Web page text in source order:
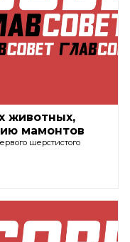
животных,
мамонтов
шерстистого